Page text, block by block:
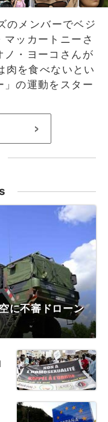
のメンバーでベジ
ッカートニーさ
ノ・ヨーコさんが
肉を食べないとい
」の運動をスター
>
に不審ドローン